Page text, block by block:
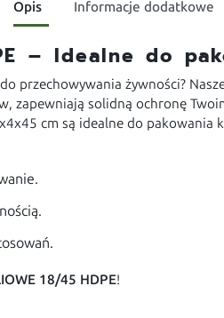
Opis Informacje dodatkowe
– Idealne do
przechowywania żywności?
zapewniają solidną ochronę
cm są idealne do pakowania
18/45 HDPE!